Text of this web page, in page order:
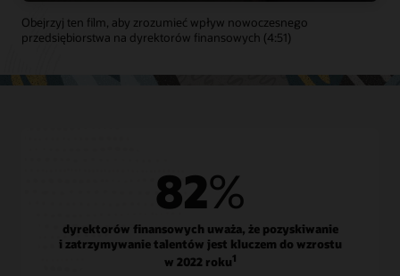
Obejrzyj ten film, aby zrozumieć wpływ nowoczesnego
przedsiębiorstwa na dyrektorów finansowych (4:51)
82%
dyrektorów finansowych uważa, że pozyskiwanie
i zatrzymywanie talentów jest kluczem do wzrostu
w 2022 roku1